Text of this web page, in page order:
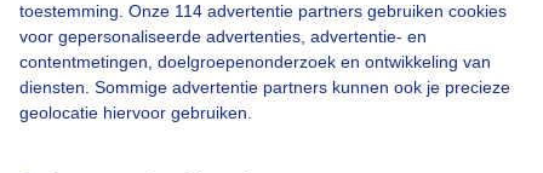
toestemming. Onze 114 advertentie partners gebruiken cookies
voor gepersonaliseerde advertenties, advertentie- en
contentmetingen, doelgroepenonderzoek en ontwikkeling van
diensten. Sommige advertentie partners kunnen ook je precieze
geolocatie hiervoor gebruiken.